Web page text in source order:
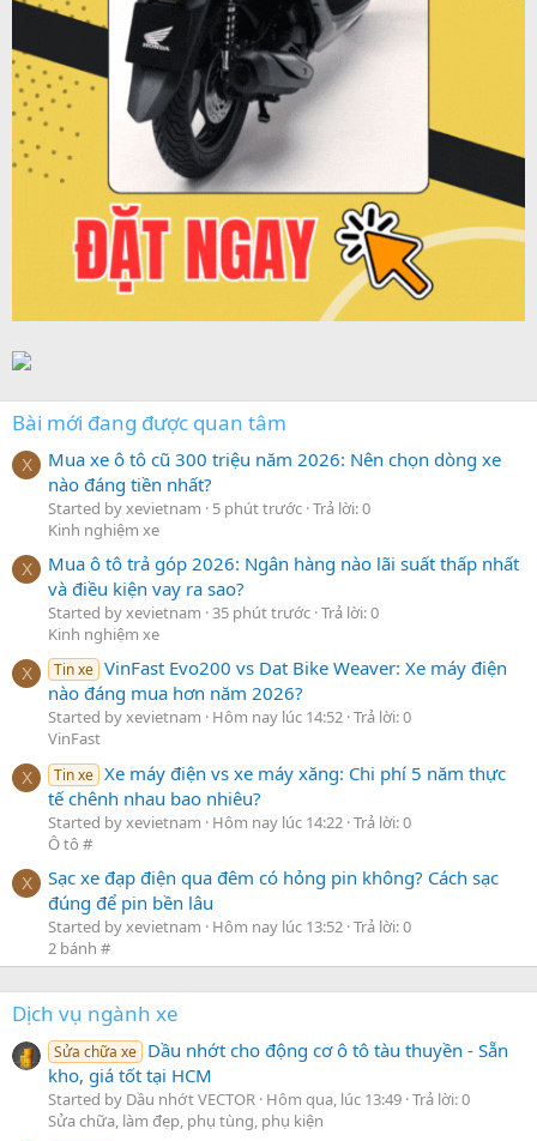
Bài mới đang được quan tâm
X
Mua xe ô tô cũ 300 triệu năm 2026: Nên chọn dòng xe
nào đáng tiền nhất?
Started by xevietnam 5 phút trước Trả lời: 0
Kinh nghiệm xe
X
Mua ô tô trả góp 2026: Ngân hàng nào lãi suất thấp nhất
và điều kiện vay ra sao?
Started by xevietnam 35 phút trước Trả lời: 0
Kinh nghiệm xe
X Tin xe VinFast Evo200 vs Dat Bike Weaver: Xe máy điện
nào đáng mua hơn năm 2026?
Started by xevietnam Hôm nay lúc 14:52 Trả lời: 0
VinFast
X Tin xe Xe máy điện vs xe máy xăng: Chi phí 5 năm thực
tế chênh nhau bao nhiêu?
Started by xevietnam Hôm nay lúc 14:22 Trả lời: 0
Ô tô #
X
Sạc xe đạp điện qua đêm có hỏng pin không? Cách sạc
đúng để pin bền lâu
Started by xevietnam Hôm nay lúc 13:52 Trả lời: 0
2 bánh #
Dịch vụ ngành xe
Sửa chữa xe Dầu nhớt cho động cơ ô tô tàu thuyền - Sẵn
kho, giá tốt tại HCM
Started by Dầu nhớt VECTOR Hôm qua, lúc 13:49 Trả lời: 0
Sửa chữa, làm đẹp, phụ tùng, phụ kiện